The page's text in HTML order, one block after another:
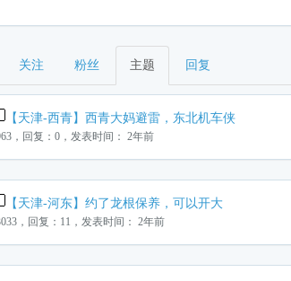
关注 粉丝 主题 回复
【天津-西青】西青大妈避雷，东北机车侠
，回复：0，发表时间： 2年前
【天津-河东】约了龙根保养，可以开大
，回复：11，发表时间： 2年前